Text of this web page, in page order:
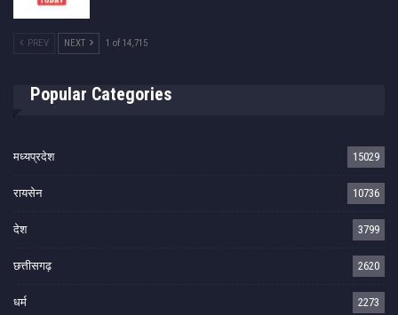
PREV NEXT 1 of 14,715
Popular Categories
मध्यप्रदेश 15029
रायसेन 10736
देश 3799
छत्तीसगढ़ 2620
धर्म 2273